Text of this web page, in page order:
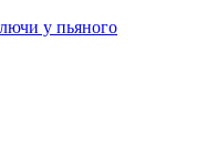
у пьяного